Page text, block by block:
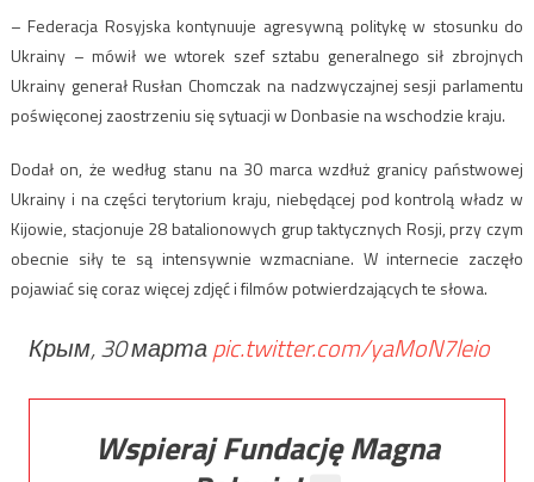
– Federacja Rosyjska kontynuuje agresywną politykę w stosunku do
Ukrainy – mówił we wtorek szef sztabu generalnego sił zbrojnych
Ukrainy generał Rusłan Chomczak na nadzwyczajnej sesji parlamentu
poświęconej zaostrzeniu się sytuacji w Donbasie na wschodzie kraju.
Dodał on, że według stanu na 30 marca wzdłuż granicy państwowej
Ukrainy i na części terytorium kraju, niebędącej pod kontrolą władz w
Kijowie, stacjonuje 28 batalionowych grup taktycznych Rosji, przy czym
obecnie siły te są intensywnie wzmacniane. W internecie zaczęło
pojawiać się coraz więcej zdjęć i filmów potwierdzających te słowa.
Крым, 30 мартаpic.twitter.com/yaMoN7leio
Wspieraj Fundację Magna